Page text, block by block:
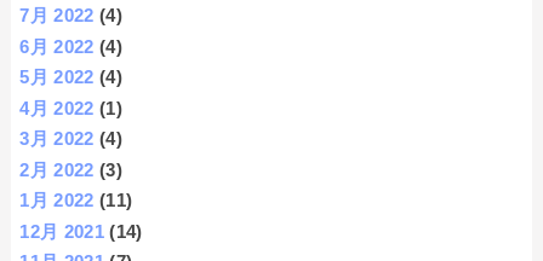
7月 2022 (4)
6月 2022 (4)
5月 2022 (4)
4月 2022 (1)
3月 2022 (4)
2月 2022 (3)
1月 2022 (11)
12月 2021 (14)